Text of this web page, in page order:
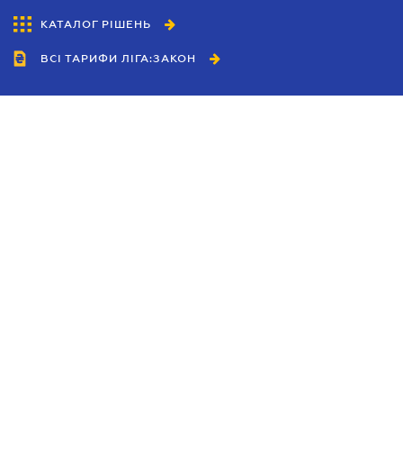
КАТАЛОГ РІШЕНЬ
ВСІ ТАРИФИ ЛІГА:ЗАКОН